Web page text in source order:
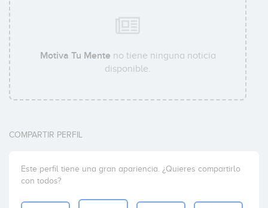
Motiva Tu Menteno tiene ninguna noticia
disponible.
COMPARTIR PERFIL
Este perfil tiene una gran apariencia. ¿Quieres compartirlo
con todos?